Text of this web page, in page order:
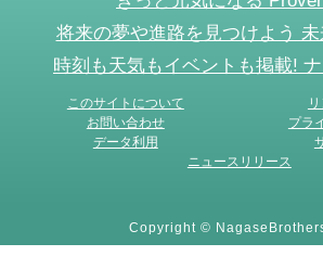
将来の夢や進路を見つけよう 未
時刻も天気もイベントも掲載!
このサイトについて
お問い合わせ
プラ
データ利用
ニュースリリース
Copyright ©